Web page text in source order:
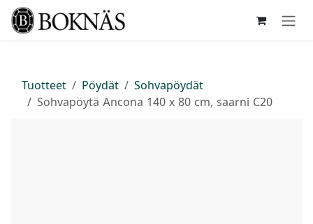
Siirry sisältöön
Tuotteet Pöydät
Sohvapöydät
Sohvapöytä Ancona 140 x 80 cm, saarni C20